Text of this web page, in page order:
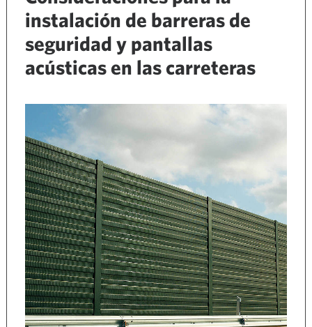
instalación de barreras de
seguridad y pantallas
acústicas en las carreteras